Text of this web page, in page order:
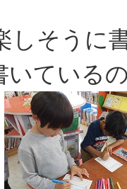
しそうに
いている